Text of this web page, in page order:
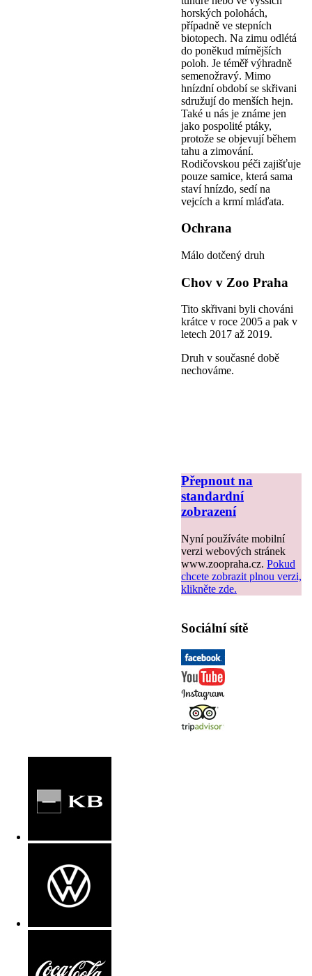
horských polohách,
případně ve stepních
biotopech. Na zimu odlétá
do poněkud mírnějších
poloh. Je téměř výhradně
semenožravý. Mimo
hnízdní období se skřivani
sdružují do menších hejn.
Také u nás je známe jen
jako pospolité ptáky,
protože se objevují během
tahu a zimování.
Rodičovskou péči zajišťuje
pouze samice, která sama
staví hnízdo, sedí na
vejcích a krmí mláďata.
Ochrana
Málo dotčený druh
Chov v Zoo Praha
Tito skřivani byli chováni
krátce v roce 2005 a pak v
letech 2017 až 2019.
Druh v současné době
nechováme.
Přepnout na
standardní
zobrazení
Nyní používáte mobilní
verzi webových stránek
www.zoopraha.cz. Pokud
chcete zobrazit plnou verzi,
klikněte zde.
Sociální sítě